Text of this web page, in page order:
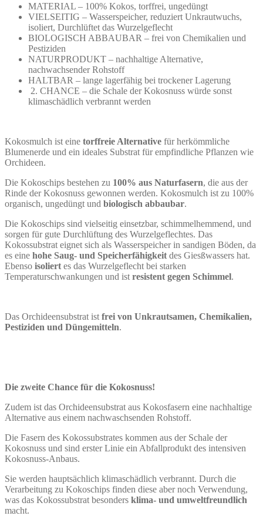
MATERIAL – 100% Kokos, torffrei, ungedüngt
VIELSEITIG – Wasserspeicher, reduziert Unkrautwuchs,
isoliert, Durchlüftet das Wurzelgeflecht
BIOLOGISCH ABBAUBAR – frei von Chemikalien und
Pestiziden
NATURPRODUKT – nachhaltige Alternative,
nachwachsender Rohstoff
HALTBAR – lange lagerfähig bei trockener Lagerung
2. CHANCE – die Schale der Kokosnuss würde sonst
klimaschädlich verbrannt werden
Kokosmulch ist eine torffreie Alternative für herkömmliche
Blumenerde und ein ideales Substrat für empfindliche Pflanzen wie
Orchideen.
Die Kokoschips bestehen zu 100% aus Naturfasern, die aus der
Rinde der Kokosnuss gewonnen werden. Kokosmulch ist zu 100%
organisch, ungedüngt und biologisch abbaubar.
Die Kokoschips sind vielseitig einsetzbar, schimmelhemmend, und
sorgen für gute Durchlüftung des Wurzelgeflechtes. Das
Kokossubstrat eignet sich als Wasserspeicher in sandigen Böden, da
es eine hohe Saug- und Speicherfähigkeit des Giesßwassers hat.
Ebenso isoliert es das Wurzelgeflecht bei starken
Temperaturschwankungen und ist resistent gegen Schimmel.
Das Orchideensubstrat ist frei von Unkrautsamen, Chemikalien,
Pestiziden und Düngemitteln.
Die zweite Chance für die Kokosnuss!
Zudem ist das Orchideensubstrat aus Kokosfasern eine nachhaltige
Alternative aus einem nachwaschsenden Rohstoff.
Die Fasern des Kokossubstrates kommen aus der Schale der
Kokosnuss und sind erster Linie ein Abfallprodukt des intensiven
Kokosnuss-Anbaus.
Sie werden hauptsächlich klimaschädlich verbrannt. Durch die
Verarbeitung zu Kokoschips finden diese aber noch Verwendung,
was das Kokossubstrat besonders klima- und umweltfreundlich
macht.